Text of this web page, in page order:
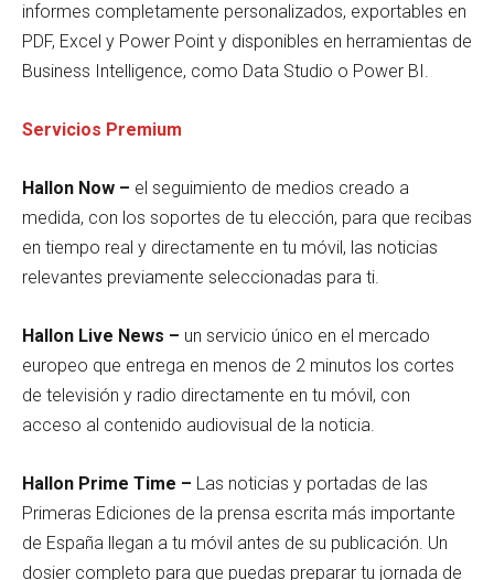
informes completamente personalizados, exportables en
PDF, Excel y Power Point y disponibles en herramientas de
Business Intelligence, como Data Studio o Power BI.
Servicios Premium
Hallon Now – el seguimiento de medios creado a
medida, con los soportes de tu elección, para que recibas
en tiempo real y directamente en tu móvil, las noticias
relevantes previamente seleccionadas para ti.
Hallon Live News – un servicio único en el mercado
europeo que entrega en menos de 2 minutos los cortes
de televisión y radio directamente en tu móvil, con
acceso al contenido audiovisual de la noticia.
Hallon Prime Time – Las noticias y portadas de las
Primeras Ediciones de la prensa escrita más importante
de España llegan a tu móvil antes de su publicación. Un
dosier completo para que puedas preparar tu jornada de